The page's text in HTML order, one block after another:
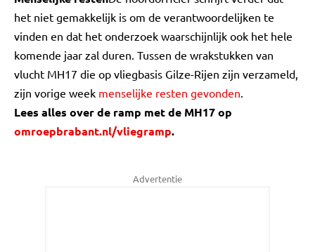
het niet gemakkelijk is om de verantwoordelijken te
vinden en dat het onderzoek waarschijnlijk ook het hele
komende jaar zal duren. Tussen de wrakstukken van
vlucht MH17 die op vliegbasis Gilze-Rijen zijn verzameld,
zijn vorige week menselijke resten gevonden.
Lees alles over de ramp met de MH17 op
omroepbrabant.nl/vliegramp.
Advertentie